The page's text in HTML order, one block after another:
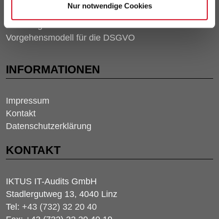
Nur notwendige Cookies
Schulungen für Mitarbeiter/innen
Vorgehensmodell für die DSGVO
INFORMATIONEN
Impressum
Kontakt
Datenschutzerklärung
KONTAKT
IKTUS IT-Audits GmbH
Stadlergutweg 13, 4040 Linz
Tel: +43 (732) 32 20 40